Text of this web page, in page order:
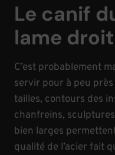
Le canif
lame
C’est probablement
servir pour à peu
tailles, contours des
chanfreins,
bien larges
qualité de l’acier fait